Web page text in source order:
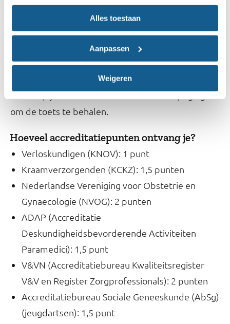
Alles toestaan
Aanpassen
Weigeren
Het doorlopen van de e-learning is gratis en duurt
inclusief toets circa 1 uur en 45 minuten. Je hoeft
de module niet in één keer te doorlopen. Het
systeem onthoudt waar je bent gebleven, zodat je
daar de volgende keer verder kunt. De toets
doorloop je wel in één keer. Je hebt drie pogingen
om de toets te behalen.
Hoeveel accreditatiepunten ontvang je?
Verloskundigen (KNOV): 1 punt
Kraamverzorgenden (KCKZ): 1,5 punten
Nederlandse Vereniging voor Obstetrie en
Gynaecologie (NVOG): 2 punten
ADAP (Accreditatie
Deskundigheidsbevorderende Activiteiten
Paramedici): 1,5 punt
V&VN (Accreditatiebureau Kwaliteitsregister
V&V en Register Zorgprofessionals): 2 punten
Accreditatiebureau Sociale Geneeskunde (AbSg)
(jeugdartsen): 1,5 punt